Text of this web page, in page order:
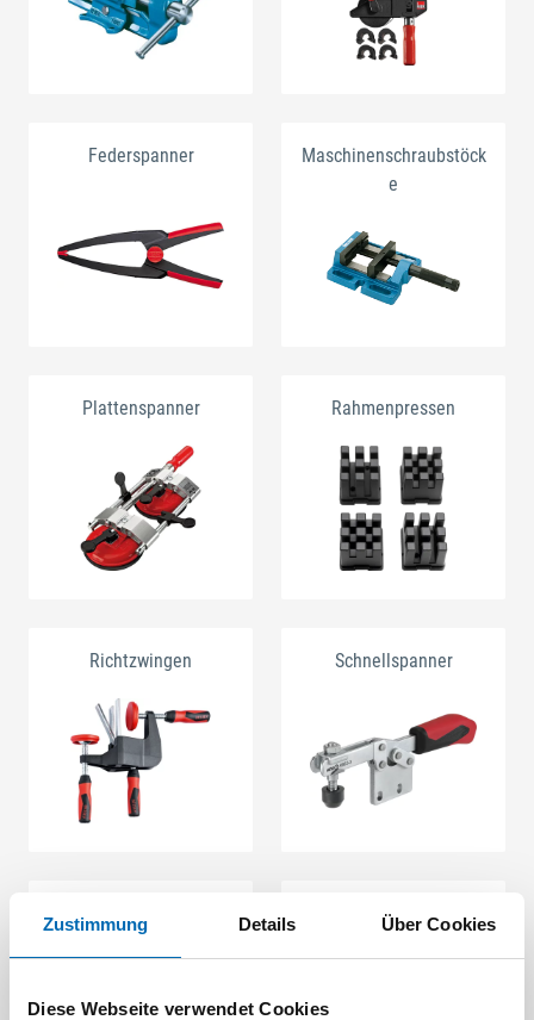
Zustimmung Details Über Cookies
Diese Webseite verwendet Cookies
Federspanner
Maschinenschraubstöck
e
Plattenspanner Rahmenpressen
Richtzwingen Schnellspanner
Schubstangenspanner Spannelemente